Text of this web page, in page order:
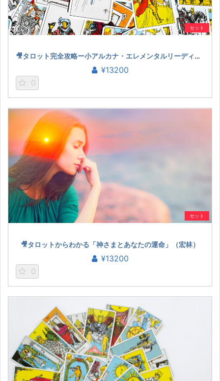
セット
🎥タロット完全攻略ー小アルカナ・エレメンタルリーディングー（宏林）
¥13200
0
セット
🎥タロットからわかる「神さまとあなたの運命」（宏林）
¥13200
0